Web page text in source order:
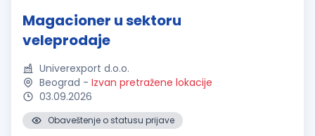
Magacioner u sektoru
veleprodaje
Univerexport d.o.o.
Beograd - Izvan pretražene lokacije
03.09.2026
Obaveštenje o statusu prijave